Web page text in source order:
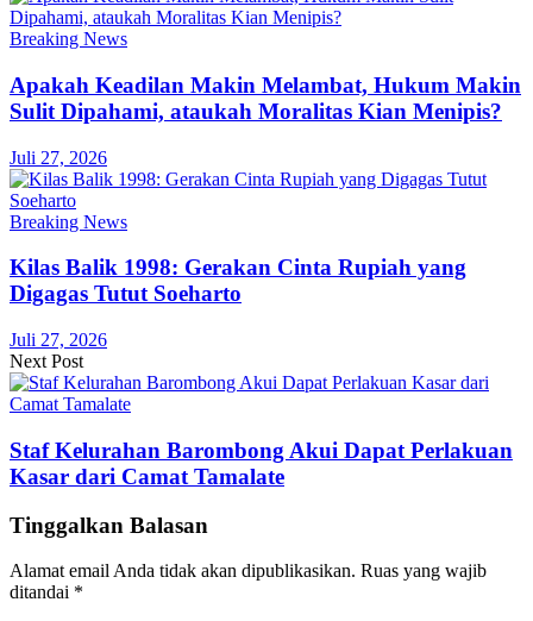
Breaking News
Apakah Keadilan Makin Melambat, Hukum Makin
Sulit Dipahami, ataukah Moralitas Kian Menipis?
Juli 27, 2026
Breaking News
Kilas Balik 1998: Gerakan Cinta Rupiah yang
Digagas Tutut Soeharto
Juli 27, 2026
Next Post
Staf Kelurahan Barombong Akui Dapat Perlakuan
Kasar dari Camat Tamalate
Tinggalkan Balasan
Alamat email Anda tidak akan dipublikasikan. Ruas yang wajib
ditandai *